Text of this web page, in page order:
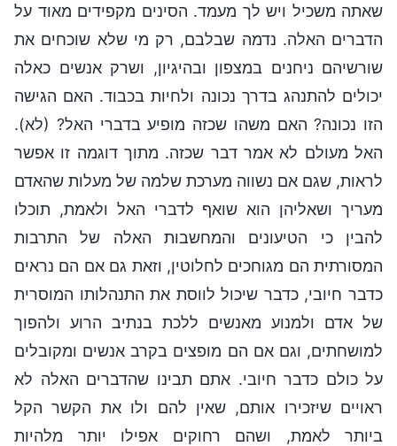
שאתה משכיל ויש לך מעמד. הסינים מקפידים מאוד על
הדברים האלה. נדמה שבלבם, רק מי שלא שוכחים את
שורשיהם ניחנים במצפון ובהיגיון, ושרק אנשים כאלה
יכולים להתנהג בדרך נכונה ולחיות בכבוד. האם הגישה
הזו נכונה? האם משהו שכזה מופיע בדברי האל? (לא).
האל מעולם לא אמר דבר שכזה. מתוך דוגמה זו אפשר
לראות, שגם אם נשווה מערכת שלמה של מעלות שהאדם
מעריך ושאליהן הוא שואף לדברי האל ולאמת, תוכלו
להבין כי הטיעונים והמחשבות האלה של התרבות
המסורתית הם מגוחכים לחלוטין, וזאת גם אם הם נראים
כדבר חיובי, כדבר שיכול לווסת את התנהלותו המוסרית
של אדם ולמנוע מאנשים ללכת בנתיב הרוע ולהפוך
למושחתים, וגם אם הם מופצים בקרב אנשים ומקובלים
על כולם כדבר חיובי. אתם תבינו שהדברים האלה לא
ראויים שיזכירו אותם, שאין להם ולו את הקשר הקל
ביותר לאמת, ושהם רחוקים אפילו יותר מלהיות